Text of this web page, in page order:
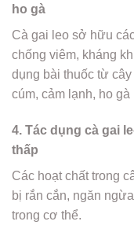
ho gà
Cà gai leo sở hữu
chống viêm, kháng
dụng bài thuốc từ
cúm, cảm lạnh, ho gà
4. Tác dụng cà gai
thấp
Các hoạt chất trong
bị rắn cắn, ngăn
trong cơ thể.